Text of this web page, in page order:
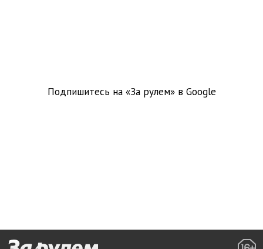
Подпишитесь на «За рулем» в Google